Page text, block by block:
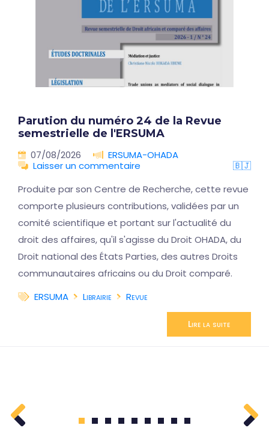
Parution du numéro 24 de la Revue
semestrielle de l'ERSUMA
07/08/2026
ERSUMA-OHADA
Laisser un commentaire
🇧🇯
Produite par son Centre de Recherche, cette revue
comporte plusieurs contributions, validées par un
comité scientifique et portant sur l'actualité du
droit des affaires, qu'il s'agisse du Droit OHADA, du
Droit national des États Parties, des autres Droits
communautaires africains ou du Droit comparé.
ERSUMA
Librairie Revue
Lire la suite
1 2 3 4 5 6 7 8 9